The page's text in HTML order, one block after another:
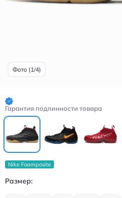
Фото (1/4)
Гарантия подлинности товара
Nike Foamposite
Размер: